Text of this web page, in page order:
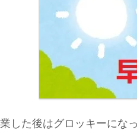
した後はグロッキーにな